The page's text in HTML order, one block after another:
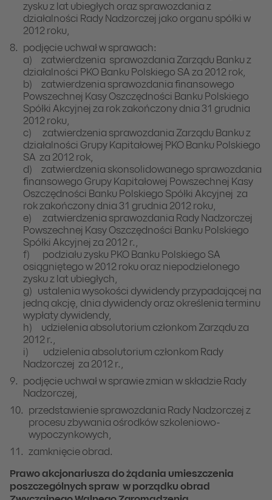
zysku z lat ubiegłych oraz sprawozdania z
działalności Rady Nadzorczej jako organu spółki w
2012 roku,
podjęcie uchwał w sprawach:
a) zatwierdzenia sprawozdania Zarządu Banku z
działalności PKO Banku Polskiego SA za 2012 rok,
b) zatwierdzenia sprawozdania finansowego
Powszechnej Kasy Oszczędności Banku Polskiego
Spółki Akcyjnej za rok zakończony dnia 31 grudnia
2012 roku,
c) zatwierdzenia sprawozdania Zarządu Banku z
działalności Grupy Kapitałowej PKO Banku Polskiego
SA za 2012 rok,
d) zatwierdzenia skonsolidowanego sprawozdania
finansowego Grupy Kapitałowej Powszechnej Kasy
Oszczędności Banku Polskiego Spółki Akcyjnej za
rok zakończony dnia 31 grudnia 2012 roku,
e) zatwierdzenia sprawozdania Rady Nadzorczej
Powszechnej Kasy Oszczędności Banku Polskiego
Spółki Akcyjnej za 2012 r.,
f) podziału zysku PKO Banku Polskiego SA
osiągniętego w 2012 roku oraz niepodzielonego
zysku z lat ubiegłych,
g) ustalenia wysokości dywidendy przypadającej na
jedną akcję, dnia dywidendy oraz określenia terminu
wypłaty dywidendy,
h) udzielenia absolutorium członkom Zarządu za
2012 r.,
i) udzielenia absolutorium członkom Rady
Nadzorczej za 2012 r.,
podjęcie uchwał w sprawie zmian w składzie Rady
Nadzorczej,
przedstawienie sprawozdania Rady Nadzorczej z
procesu zbywania ośrodków szkoleniowo-
wypoczynkowych,
zamknięcie obrad.
Prawo akcjonariusza do żądania umieszczenia
poszczególnych spraw w porządku obrad